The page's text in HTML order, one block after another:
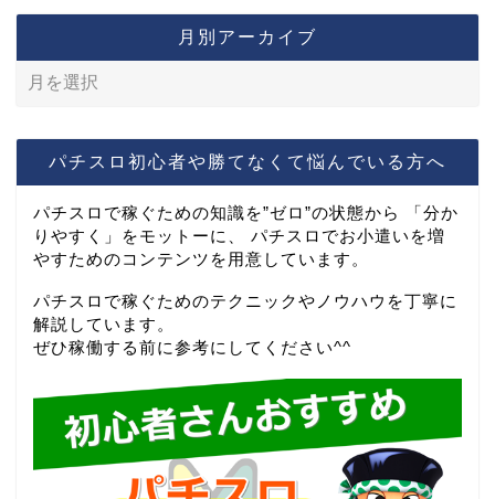
月別アーカイブ
パチスロ初心者や勝てなくて悩んでいる方へ
パチスロで稼ぐための知識を”ゼロ”の状態から 「分か
りやすく」をモットーに、 パチスロでお小遣いを増
やすためのコンテンツを用意しています。
パチスロで稼ぐためのテクニックやノウハウを丁寧に
解説しています。
ぜひ稼働する前に参考にしてください^^